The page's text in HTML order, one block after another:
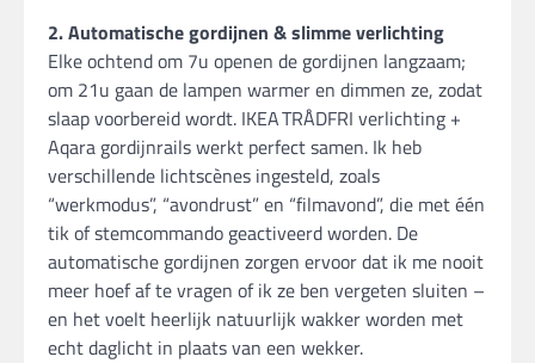
2. Automatische gordijnen & slimme verlichting
Elke ochtend om 7u openen de gordijnen langzaam;
om 21u gaan de lampen warmer en dimmen ze, zodat
slaap voorbereid wordt. IKEA TRÅDFRI verlichting +
Aqara gordijnrails werkt perfect samen. Ik heb
verschillende lichtscènes ingesteld, zoals
“werkmodus”, “avondrust” en “filmavond”, die met één
tik of stemcommando geactiveerd worden. De
automatische gordijnen zorgen ervoor dat ik me nooit
meer hoef af te vragen of ik ze ben vergeten sluiten –
en het voelt heerlijk natuurlijk wakker worden met
echt daglicht in plaats van een wekker.